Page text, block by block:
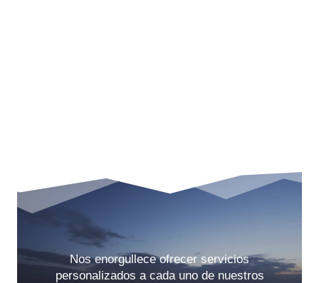
Nos enorgullece ofrecer servicios
personalizados a cada uno de nuestros